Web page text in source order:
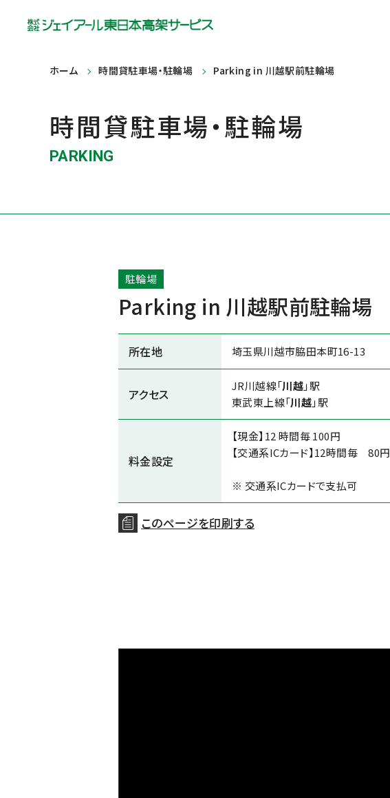
ホーム 時間貸駐車場・駐輪場 Parking in 川越駅前駐輪場
時間貸駐車場・駐輪場
PARKING
駐輪場
Parking in 川越駅前駐輪場
所在地 埼玉県川越市脇田本町16-13
アクセス
JR川越線「川越」駅
東武東上線「川越」駅
料金設定
【現金】12 時間毎 100円
【交通系ICカード】12時間毎 80円
※ 交通系ICカードで支払可
このページを印刷する